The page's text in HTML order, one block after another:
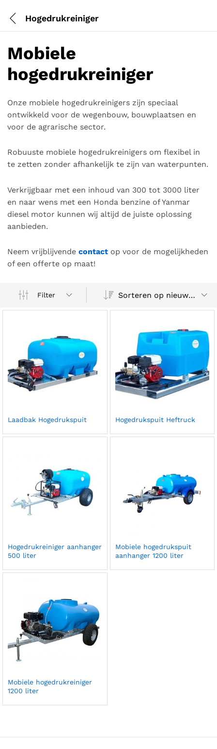
Hogedrukreiniger
Mobiele
hogedrukreiniger
Onze mobiele hogedrukreinigers zijn speciaal
ontwikkeld voor de wegenbouw, bouwplaatsen en
voor de agrarische sector.
Robuuste mobiele hogedrukreinigers om flexibel in
te zetten zonder afhankelijk te zijn van waterpunten.
Verkrijgbaar met een inhoud van 300 tot 3000 liter
en naar wens met een Honda benzine of Yanmar
diesel motor kunnen wij altijd de juiste oplossing
aanbieden.
Neem vrijblijvende contact op voor de mogelijkheden
of een offerte op maat!
Filter Sorteren op nieuwste
Laadbak Hogedrukspuit Hogedrukspuit Heftruck
Hogedrukreiniger aanhanger
500 liter
Mobiele hogedrukspuit
aanhanger 1200 liter
Mobiele hogedrukreiniger
1200 liter